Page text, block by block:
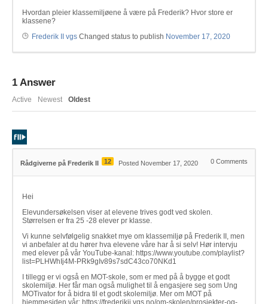
Hvordan pleier klassemiljøene å være på Frederik? Hvor store er
klassene?
Frederik II vgs Changed status to publish November 17, 2020
1 Answer
Active Newest Oldest
Rådgiverne på Frederik II 12 Posted November 17, 2020 0 Comments
Hei
Elevundersøkelsen viser at elevene trives godt ved skolen.
Størrelsen er fra 25 -28 elever pr klasse.
Vi kunne selvfølgelig snakket mye om klassemiljø på Frederik II, men
vi anbefaler at du hører hva elevene våre har å si selv! Hør intervju
med elever på vår YouTube-kanal: https://www.youtube.com/playlist?
list=PLHWhIj4M-PRk9gIv89s7sdC43co70NKd1
I tillegg er vi også en MOT-skole, som er med på å bygge et godt
skolemiljø. Her får man også mulighet til å engasjere seg som Ung
MOTivator for å bidra til et godt skolemiljø. Mer om MOT på